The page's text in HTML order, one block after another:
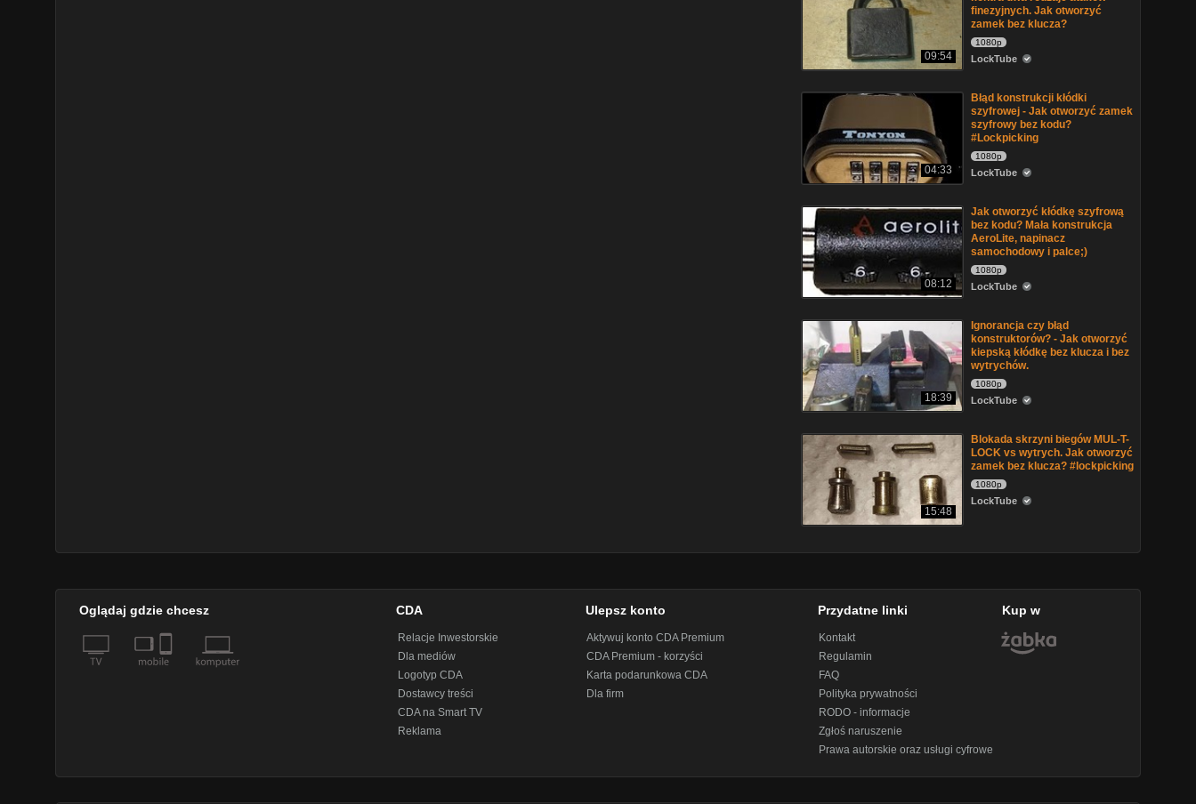
09:54
finezyjnych. Jak otworzyć
zamek bez klucza?
1080p
LockTube
04:33
Błąd konstrukcji kłódki
szyfrowej - Jak otworzyć zamek
szyfrowy bez kodu?
#Lockpicking
1080p
LockTube
08:12
Jak otworzyć kłódkę szyfrową
bez kodu? Mała konstrukcja
AeroLite, napinacz
samochodowy i palce;)
1080p
LockTube
18:39
Ignorancja czy błąd
konstruktorów? - Jak otworzyć
kiepską kłódkę bez klucza i bez
wytrychów.
1080p
LockTube
15:48
Blokada skrzyni biegów MUL-T-
LOCK vs wytrych. Jak otworzyć
zamek bez klucza? #lockpicking
1080p
LockTube
Oglądaj gdzie chcesz CDA
Relacje Inwestorskie
Dla mediów
Logotyp CDA
Dostawcy treści
CDA na Smart TV
Reklama
Ulepsz konto
Aktywuj konto CDA Premium
CDA Premium - korzyści
Karta podarunkowa CDA
Dla firm
Przydatne linki
Kontakt
Regulamin
FAQ
Polityka prywatności
RODO - informacje
Zgłoś naruszenie
Prawa autorskie oraz usługi cyfrowe
Kup w